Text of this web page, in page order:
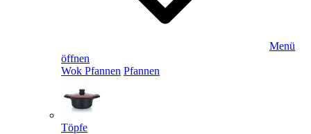
Menü
öffnen
Wok Pfannen Pfannen
Töpfe